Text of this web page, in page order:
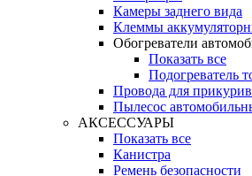
Камеры заднего вида
Клеммы
Обогреватели
Показать все
Подогреватель
Провода для
Пылесос
АКСЕССУАРЫ
Показать все
Канистра
Ремень безопасности